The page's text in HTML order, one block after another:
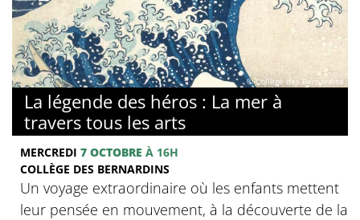
© Collège des Bernardins
La légende des héros : La mer à
travers tous les arts
MERCREDI 7 OCTOBRE À 16H
COLLÈGE DES BERNARDINS
Un voyage extraordinaire où les enfants mettent
leur pensée en mouvement, à la découverte de la